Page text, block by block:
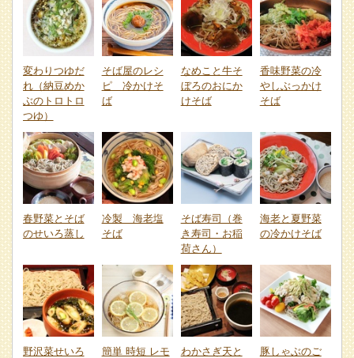
変わりつゆだ
れ（納豆めか
ぶのトロトロ
つゆ）
そば屋のレシ
ピ 冷かけそ
ば
なめこと牛そ
ぼろのおにか
けそば
香味野菜の冷
やしぶっかけ
そば
春野菜とそば
のせいろ蒸し
冷製 海老塩
そば
そば寿司（巻
き寿司・お稲
荷さん）
海老と夏野菜
の冷かけそば
野沢菜せいろ
簡単 時短 レモ
わかさぎ天と
豚しゃぶのご